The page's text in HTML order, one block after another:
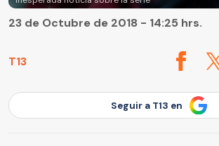
T13
23 de Octubre de 2018 - 14:25 hrs.
Seguir a T13 en